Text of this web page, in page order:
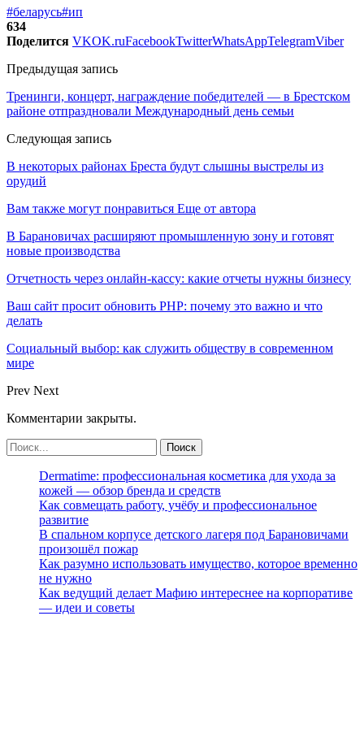
#беларусь#ип
634
Поделится VKOK.ruFacebookTwitterWhatsAppTelegramViber
Предыдущая запись
Тренинги, концерт, награждение победителей — в Брестском
районе отпраздновали Международный день семьи
Следующая запись
В некоторых районах Бреста будут слышны выстрелы из
орудий
Вам также могут понравиться Еще от автора
В Барановичах расширяют промышленную зону и готовят
новые производства
Отчетность через онлайн-кассу: какие отчеты нужны бизнесу
Ваш сайт просит обновить PHP: почему это важно и что
делать
Социальный выбор: как служить обществу в современном
мире
Prev Next
Комментарии закрыты.
Dermatime: профессиональная косметика для ухода за
кожей — обзор бренда и средств
Как совмещать работу, учёбу и профессиональное
развитие
В спальном корпусе детского лагеря под Барановичами
произошёл пожар
Как разумно использовать имущество, которое временно
не нужно
Как ведущий делает Мафию интереснее на корпоративе
— идеи и советы